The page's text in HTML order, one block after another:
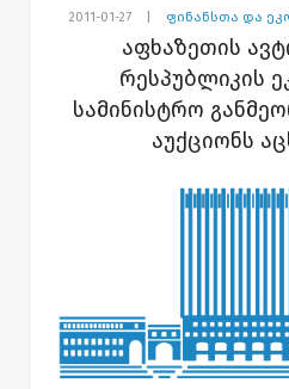
ერთად
მომავალში
გადავწყვეტთ,"-
მთავრობის
2011-01-27 ფინანსთა და
აფხაზეთის
რესპუბლიკის
სამინისტრო
აუქციონს